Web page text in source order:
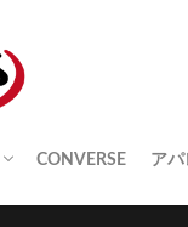
CONVERSE アパ